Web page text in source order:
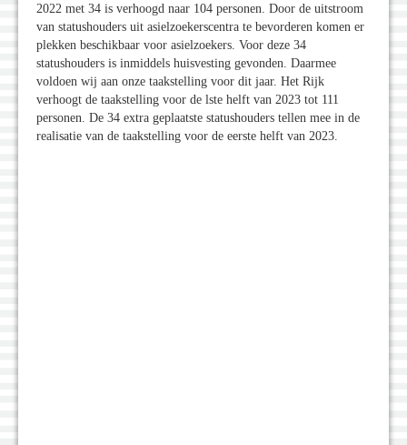
2022 met 34 is verhoogd naar 104 personen. Door de uitstroom
van statushouders uit asielzoekerscentra te bevorderen komen er
plekken beschikbaar voor asielzoekers. Voor deze 34
statushouders is inmiddels huisvesting gevonden. Daarmee
voldoen wij aan onze taakstelling voor dit jaar. Het Rijk
verhoogt de taakstelling voor de lste helft van 2023 tot 111
personen. De 34 extra geplaatste statushouders tellen mee in de
realisatie van de taakstelling voor de eerste helft van 2023.